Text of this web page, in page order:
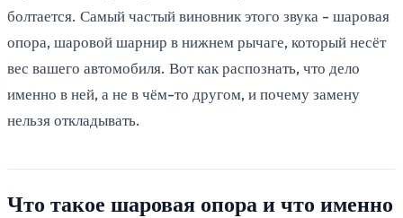
болтается. Самый частый виновник этого звука - шаровая
опора, шаровой шарнир в нижнем рычаге, который несёт
вес вашего автомобиля. Вот как распознать, что дело
именно в ней, а не в чём-то другом, и почему замену
нельзя откладывать.
Что такое шаровая опора и что именно